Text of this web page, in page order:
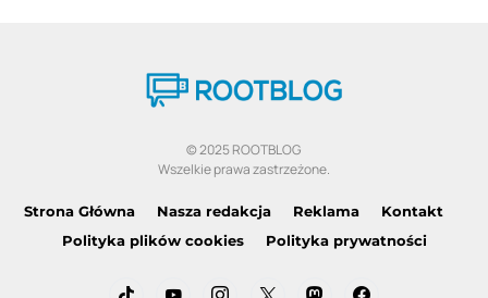
© 2025 ROOTBLOG
Wszelkie prawa zastrzeżone.
Strona Główna Nasza redakcja Reklama
Kontakt
Polityka plików cookies
Polityka prywatności